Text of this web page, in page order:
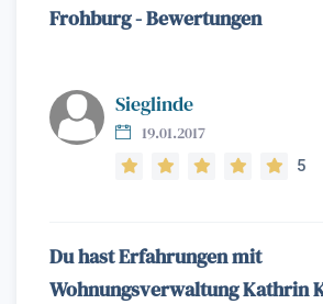
Frohburg - Bewertungen
Sieglinde
19.01.2017
5
Du hast Erfahrungen mit
Wohnungsverwaltung Kathrin